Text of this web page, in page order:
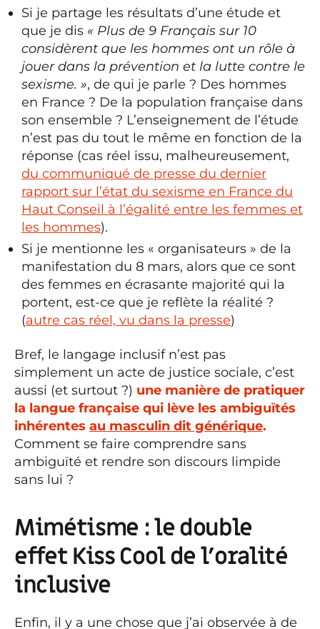
Si je partage les résultats d’une étude et
que je dis « Plus de 9 Français sur 10
considèrent que les hommes ont un rôle à
jouer dans la prévention et la lutte contre le
sexisme. », de qui je parle ? Des hommes
en France ? De la population française dans
son ensemble ? L’enseignement de l’étude
n’est pas du tout le même en fonction de la
réponse (cas réel issu, malheureusement,
du communiqué de presse du dernier
rapport sur l’état du sexisme en France du
Haut Conseil à l’égalité entre les femmes et
les hommes).
Si je mentionne les « organisateurs » de la
manifestation du 8 mars, alors que ce sont
des femmes en écrasante majorité qui la
portent, est-ce que je reflète la réalité ?
(autre cas réel, vu dans la presse)
Bref, le langage inclusif n’est pas
simplement un acte de justice sociale, c’est
aussi (et surtout ?) une manière de pratiquer
la langue française qui lève les ambiguïtés
inhérentes au masculin dit générique.
Comment se faire comprendre sans
ambiguïté et rendre son discours limpide
sans lui ?
Mimétisme : le double
effet Kiss Cool de l’oralité
inclusive
Enfin, il y a une chose que j’ai observée à de